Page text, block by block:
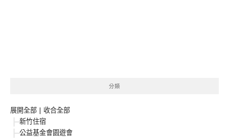
分類
展開全部 | 收合全部
新竹住宿
公益基金會園遊會